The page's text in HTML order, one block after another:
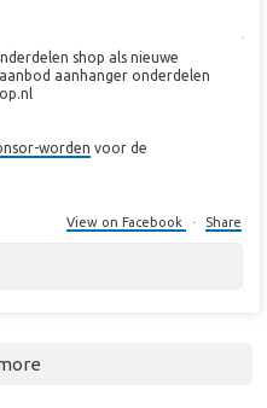
shop als nieuwe
aanhanger onderdelen
worden voor de
View on Facebook · Share